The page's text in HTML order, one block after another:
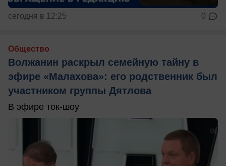
сегодня в 12:25 0
Общество
Волжанин раскрыл семейную тайну в
эфире «Малахова»: его родственник был
участником группы Дятлова
В эфире ток-шоу